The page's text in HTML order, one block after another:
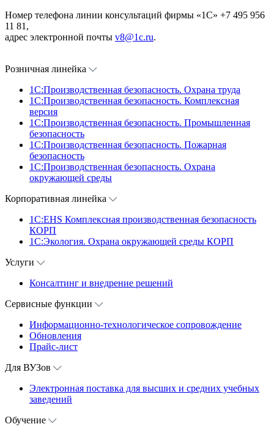
Номер телефона линии консультаций фирмы «1С» +7 495 956
11 81,
адрес электронной почты v8@1c.ru.
Розничная линейка
1C:Производственная безопасность. Охрана труда
1C:Производственная безопасность. Комплексная
версия
1C:Производственная безопасность. Промышленная
безопасность
1C:Производственная безопасность. Пожарная
безопасность
1C:Производственная безопасность. Охрана
окружающей среды
Корпоративная линейка
1С:EHS Комплексная производственная безопасность
КОРП
1С:Экология. Охрана окружающей среды КОРП
Услуги
Консалтинг и внедрение решений
Сервисные функции
Информационно-технологическое сопровождение
Обновления
Прайс-лист
Для ВУЗов
Электронная поставка для высших и средних учебных
заведений
Обучение